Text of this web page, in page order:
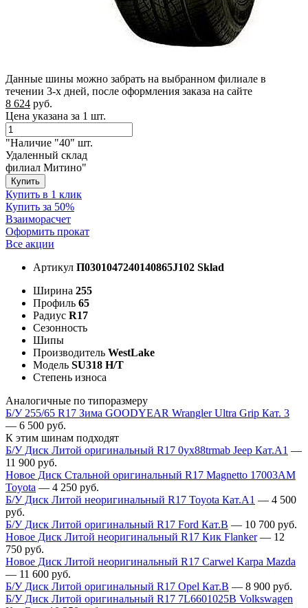
Данные шины можно забрать на выбранном филиале в
течении 3-х дней, после оформления заказа на сайте
8 624 руб.
Цена указана за 1 шт.
"Наличие "40" шт.
Удаленный склад
филиал Митино"
Купить
Купить в 1 клик
Купить за 50%
Взаиморасчет
Оформить прокат
Все акции
Артикул П0301047240140865J102 Sklad
Ширина 255
Профиль 65
Радиус R17
Сезонность
Шипы
Производитель WestLake
Модель SU318 H/T
Степень износа
Аналогичные по типоразмеру
Б/У 255/65 R17 Зима GOODYEAR Wrangler Ultra Grip Кат. 3
— 6 500 руб.
К этим шинам подходят
Б/У Диск Литой оригинальный R17 0yx88trmab Jeep Кат.А1 —
11 900 руб.
Новое Диск Стальной оригинальный R17 Magnetto 17003АМ
Toyota — 4 250 руб.
Б/У Диск Литой неоригинальный R17 Toyota Кат.А1 — 4 500
руб.
Б/У Диск Литой оригинальный R17 Ford Кат.В — 10 700 руб.
Новое Диск Литой неоригинальный R17 Кик Flanker— 12
750 руб.
Новое Диск Литой неоригинальный R17 Carwel Karpa Mazda
— 11 600 руб.
Б/У Диск Литой оригинальный R17 Opel Кат.В — 8 900 руб.
Б/У Диск Литой оригинальный R17 7L6601025B Volkswagen